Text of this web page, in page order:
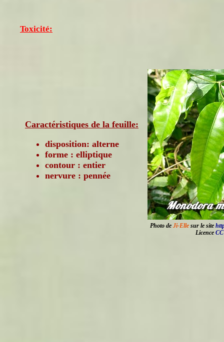
Toxicité:
Photo de Ji-Ellesur le site
Licence
Caractéristiques de la feuille:
disposition: alterne
forme : elliptique
contour : entier
nervure : pennée